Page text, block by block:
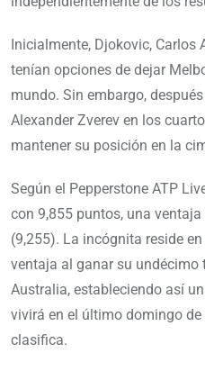
Inicialmente, Djokovic,
tenían opciones de dejar
mundo. Sin embargo,
Alexander Zverev en los
mantener su posición en la
Según el Pepperstone ATP
con 9,855 puntos, una
(9,255). La incógnita reside
ventaja al ganar su undécimo
Australia, estableciendo así
vivirá en el último domingo de
clasifica.